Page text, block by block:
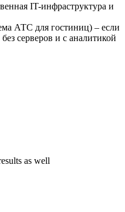
IT-инфраструктура и
АТС для гостиниц) – если
серверов и с аналитикой
as well